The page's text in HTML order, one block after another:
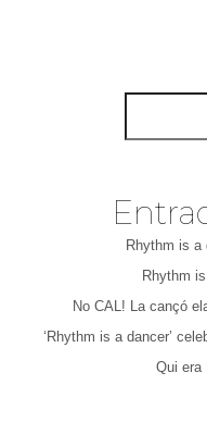
Rhythm is a
Rhythm
No CAL! La cançó
‘Rhythm is a dancer’
Qui era